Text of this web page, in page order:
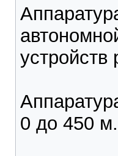
устройств
0 до 450 м.